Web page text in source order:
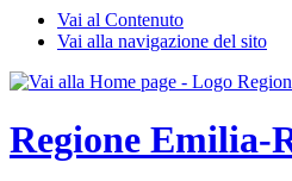
Vai al Contenuto
Vai alla navigazione del sito
Regione Emilia-